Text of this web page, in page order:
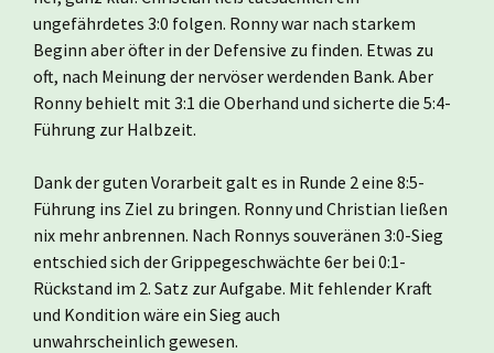
ungefährdetes 3:0 folgen. Ronny war nach starkem
Beginn aber öfter in der Defensive zu finden. Etwas zu
oft, nach Meinung der nervöser werdenden Bank. Aber
Ronny behielt mit 3:1 die Oberhand und sicherte die 5:4-
Führung zur Halbzeit.
Dank der guten Vorarbeit galt es in Runde 2 eine 8:5-
Führung ins Ziel zu bringen. Ronny und Christian ließen
nix mehr anbrennen. Nach Ronnys souveränen 3:0-Sieg
entschied sich der Grippegeschwächte 6er bei 0:1-
Rückstand im 2. Satz zur Aufgabe. Mit fehlender Kraft
und Kondition wäre ein Sieg auch
unwahrscheinlich gewesen.